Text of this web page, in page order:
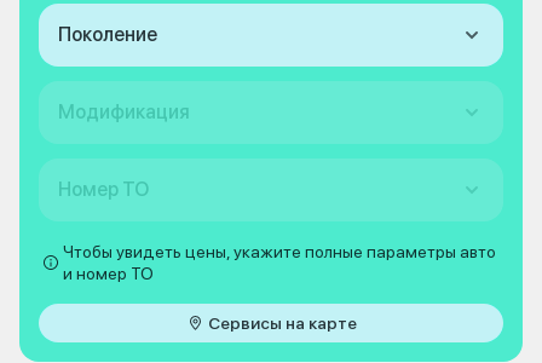
Поколение
Модификация
Номер ТО
Чтобы увидеть цены, укажите полные параметры авто
и номер ТО
Сервисы на карте